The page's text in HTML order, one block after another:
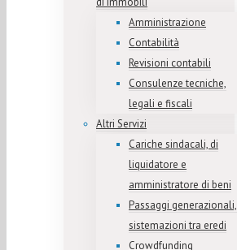
Amministrazione
Contabilità
Revisioni contabili
Consulenze tecniche,
legali e fiscali
Altri Servizi
Cariche sindacali, di
liquidatore e
amministratore di beni
Passaggi generazionali,
sistemazioni tra eredi
Crowdfunding